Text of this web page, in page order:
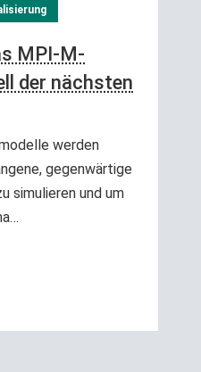
MPI-M-
der nächsten
werden
gegenwärtige
simulieren und um